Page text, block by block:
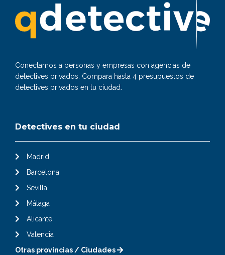
Conectamos a personas y empresas con agencias de
detectives privados. Compara hasta 4 presupuestos de
detectives privados en tu ciudad.
Detectives en tu ciudad
Madrid
Barcelona
Sevilla
Málaga
Alicante
Valencia
Otras provincias / Ciudades